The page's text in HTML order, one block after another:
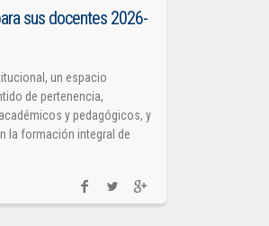
sus docentes 2026-
un espacio
de pertenencia,
y pedagógicos, y
la formación integral de